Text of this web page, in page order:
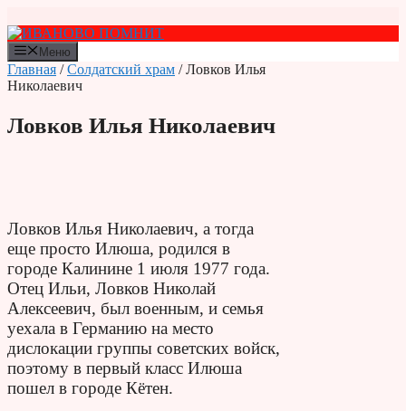
к
содержимому
Меню
Главная /Солдатский храм / Ловков Илья
Николаевич
Ловков Илья Николаевич
Ловков Илья Николаевич, а тогда
еще просто Илюша, родился в
городе Калинине 1 июля 1977 года.
Отец Ильи, Ловков Николай
Алексеевич, был военным, и семья
уехала в Германию на место
дислокации группы советских войск,
поэтому в первый класс Илюша
пошел в городе Кётен.